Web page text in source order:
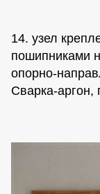
14. узел
пошипниками
опорно-
Сварка-аргон,